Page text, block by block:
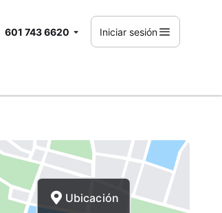
601 743 6620 Iniciar sesión
Ubicación